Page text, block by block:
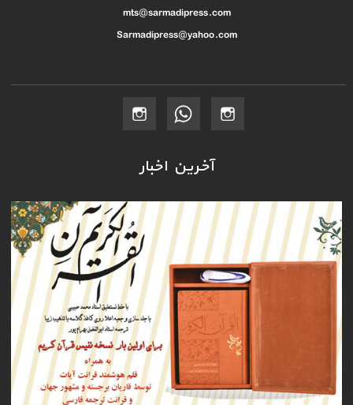
mts@sarmadipress.com
Sarmadipress@yahoo.com
آخرین اخبار